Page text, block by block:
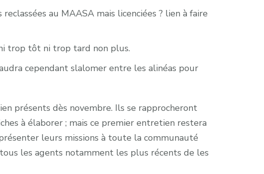
au MAASA mais licenciées ? lien à faire
trop tôt ni trop tard non plus.
cependant slalomer entre les alinéas pour
présents dès novembre. Ils se rapprocheront
à élaborer ; mais ce premier entretien restera
leurs missions à toute la communauté
les agents notamment les plus récents de les